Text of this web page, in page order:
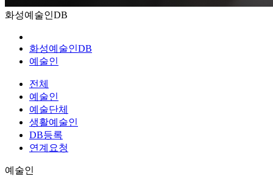
화성예술인DB
화성예술인DB
예술인
전체
예술인
예술단체
생활예술인
DB등록
연계요청
예술인